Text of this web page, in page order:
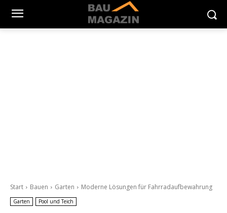
Start Bauen Garten Moderne Lösungen für Fahrradaufbewahrung
Garten Pool und Teich